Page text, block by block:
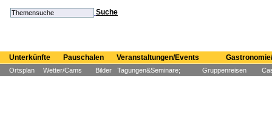
Unterkünfte Pauschalen Veranstaltungen/Events
Ortsplan Wetter/Cams Bilder Tagungen&Seminare; Gruppenreisen
Suche